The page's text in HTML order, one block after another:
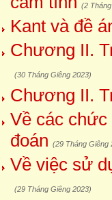
(2
Kant và đề
Chương II.
(30 Tháng Giêng 2023)
Chương II.
Về các chức
đoán (29 Tháng Giêng
Về việc sử
(29 Tháng Giêng 2023)